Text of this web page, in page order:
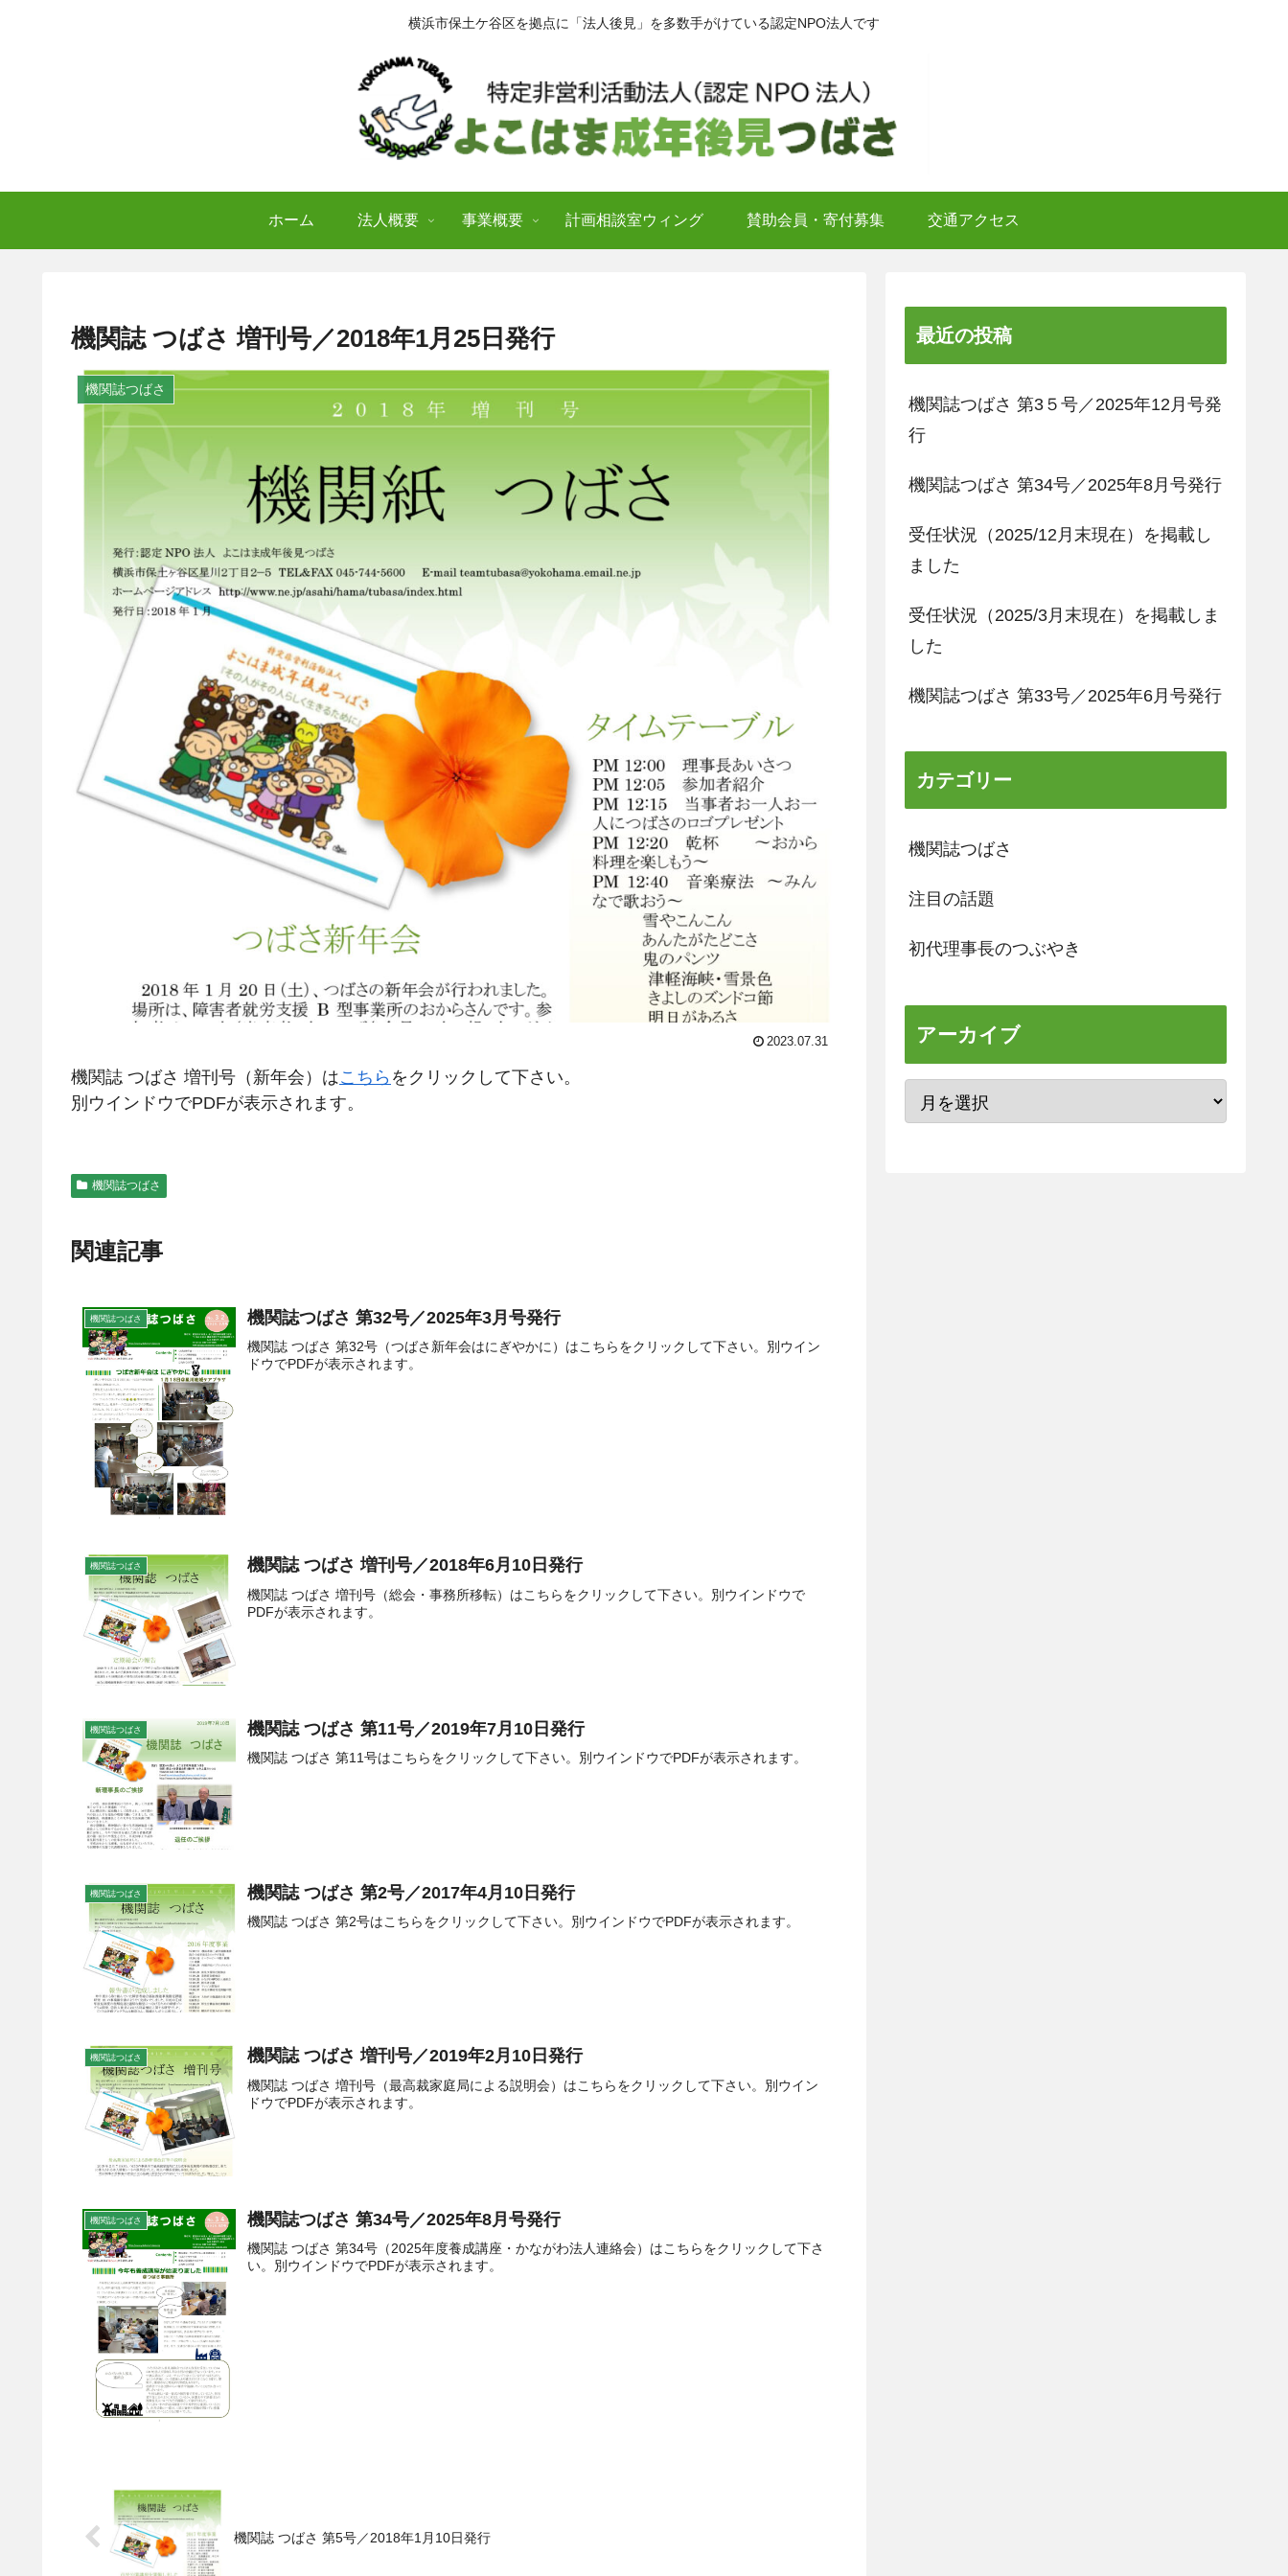
横浜市保土ケ谷区を拠点に「法人後見」を多数手がけている認定NPO法人です
ホーム 法人概要 事業概要 計画相談室ウィング 賛助会員・寄付募集 交通アクセス
機関誌 つばさ 増刊号／2018年1月25日発行
機関誌つばさ
2023.07.31
機関誌 つばさ 増刊号（新年会）はこちら をクリックして下さい。
別ウインドウでPDFが表示されます。
機関誌つばさ
関連記事
機関誌つばさ 機関誌つばさ 第32号／2025年3月号発行
機関誌 つばさ 第32号（つばさ新年会はにぎやかに）はこちらをクリックして下さい。別ウイン
ドウでPDFが表示されます。
機関誌つばさ 機関誌 つばさ 増刊号／2018年6月10日発行
機関誌 つばさ 増刊号（総会・事務所移転）はこちらをクリックして下さい。別ウインドウで
PDFが表示されます。
機関誌つばさ 機関誌 つばさ 第11号／2019年7月10日発行
機関誌 つばさ 第11号はこちらをクリックして下さい。別ウインドウでPDFが表示されます。
機関誌つばさ 機関誌 つばさ 第2号／2017年4月10日発行
機関誌 つばさ 第2号はこちらをクリックして下さい。別ウインドウでPDFが表示されます。
機関誌つばさ 機関誌 つばさ 増刊号／2019年2月10日発行
機関誌 つばさ 増刊号（最高裁家庭局による説明会）はこちらをクリックして下さい。別ウイン
ドウでPDFが表示されます。
機関誌つばさ 機関誌つばさ 第34号／2025年8月号発行
機関誌 つばさ 第34号（2025年度養成講座・かながわ法人連絡会）はこちらをクリックして下さ
い。別ウインドウでPDFが表示されます。
機関誌 つばさ 第5号／2018年1月10日発行
最近の投稿
機関誌つばさ 第3５号／2025年12月号発
行
機関誌つばさ 第34号／2025年8月号発行
受任状況（2025/12月末現在）を掲載し
ました
受任状況（2025/3月末現在）を掲載しま
した
機関誌つばさ 第33号／2025年6月号発行
カテゴリー
機関誌つばさ
注目の話題
初代理事長のつぶやき
アーカイブ